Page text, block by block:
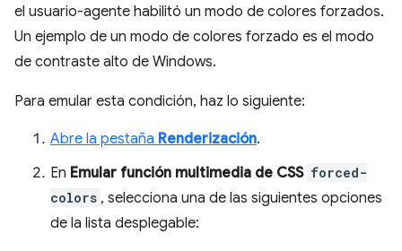
el usuario-agente habilitó un modo de colores forzados.
Un ejemplo de un modo de colores forzado es el modo
de contraste alto de Windows.
Para emular esta condición, haz lo siguiente:
Abre la pestaña Renderización.
En Emular función multimedia de CSS forced-
colors , selecciona una de las siguientes opciones
de la lista desplegable: